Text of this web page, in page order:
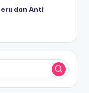
dan Anti